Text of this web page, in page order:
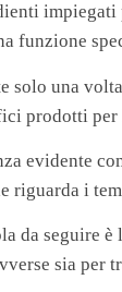
funzione
solo una
prodotti
evidente
riguarda i
da seguire
sia per